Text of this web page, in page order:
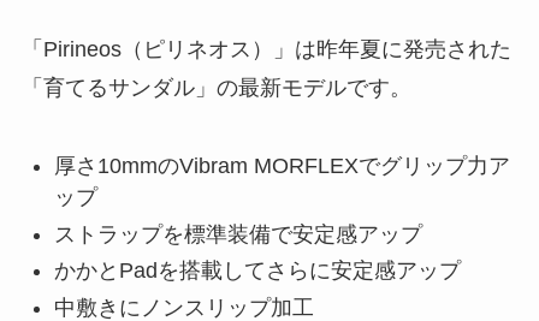
「Pirineos（ピリネオス）」は昨年夏に発売された
「育てるサンダル」の最新モデルです。
厚さ10mmのVibram MORFLEXでグリップ力ア
ップ
ストラップを標準装備で安定感アップ
かかとPadを搭載してさらに安定感アップ
中敷きにノンスリップ加工